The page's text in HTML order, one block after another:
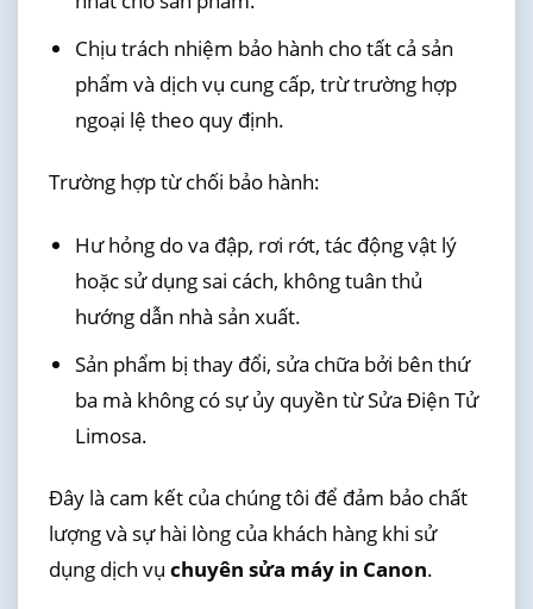
Chịu trách nhiệm bảo hành cho tất cả sản
phẩm và dịch vụ cung cấp, trừ trường hợp
ngoại lệ theo quy định.
Trường hợp từ chối bảo hành:
Hư hỏng do va đập, rơi rớt, tác động vật lý
hoặc sử dụng sai cách, không tuân thủ
hướng dẫn nhà sản xuất.
Sản phẩm bị thay đổi, sửa chữa bởi bên thứ
ba mà không có sự ủy quyền từ Sửa Điện Tử
Limosa.
Đây là cam kết của chúng tôi để đảm bảo chất
lượng và sự hài lòng của khách hàng khi sử
dụng dịch vụ chuyên sửa máy in Canon.